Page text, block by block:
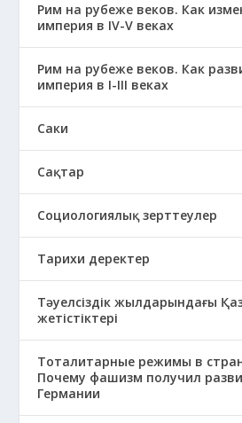
Рим на рубеже веков. Как
империя в IV-V веках
Рим на рубеже веков. Как
империя в І-ІІІ веках
Саки
Сақтар
Социологиялық зерттеулер
Тарихи деректер
Тәуелсіздік жылдарындағы
жетістіктері
Тоталитарные режимы в
Почему фашизм получил
Германии